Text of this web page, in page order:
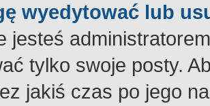
wyedytować lub
jesteś
tylko swoje posty.
jakiś czas po jego